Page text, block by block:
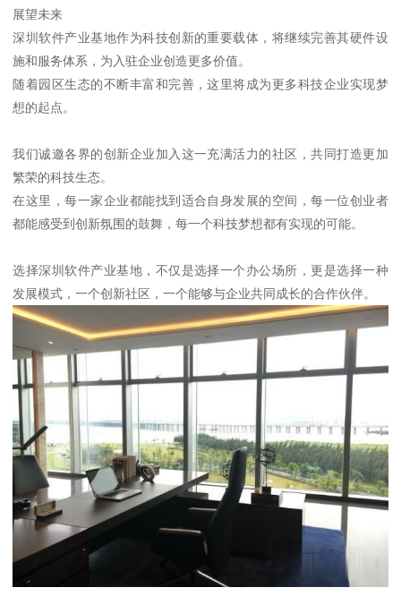
展望未来
深圳软件产业基地作为科技创新的重要载体，将继续完善其硬件设
施和服务体系，为入驻企业创造更多价值。
随着园区生态的不断丰富和完善，这里将成为更多科技企业实现梦
想的起点。
我们诚邀各界的创新企业加入这一充满活力的社区，共同打造更加
繁荣的科技生态。
在这里，每一家企业都能找到适合自身发展的空间，每一位创业者
都能感受到创新氛围的鼓舞，每一个科技梦想都有实现的可能。
选择深圳软件产业基地，不仅是选择一个办公场所，更是选择一种
发展模式，一个创新社区，一个能够与企业共同成长的合作伙伴。